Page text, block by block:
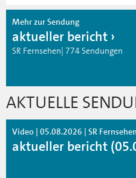
Mehr zur Sendung
aktueller bericht
SR Fernsehen| 774 Sendungen
AKTUELLE
Video | 05.08.2026 | SR Fernsehen
aktueller bericht